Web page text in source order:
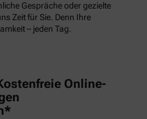
Gespräche oder gezielte
Zeit für Sie. Denn Ihre
– jeden Tag.
Online-